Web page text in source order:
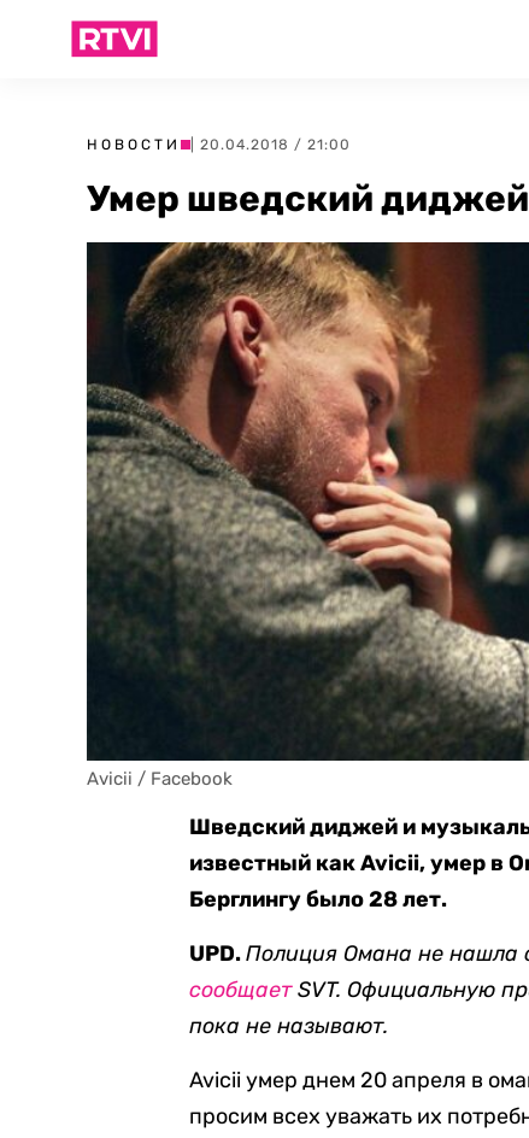
НОВОСТИ | 20.04.2018 / 21:00
Умер шведский
Avicii / Facebook
Шведский диджей и
известный как Avicii, умер в
Берглингу было 28 лет.
UPD. Полиция Омана не нашла
сообщаетSVT. Официальную
пока не называют.
Avicii умер днем 20 апреля в
просим всех уважать их